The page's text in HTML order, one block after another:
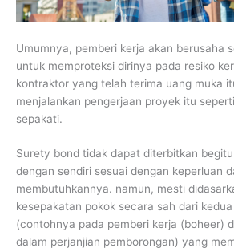
Umumnya, pemberi kerja akan berusaha
untuk memproteksi dirinya pada resiko
kontraktor yang telah terima uang muka
menjalankan pengerjaan proyek itu
sepakati.
Surety bond tidak dapat diterbitkan
dengan sendiri sesuai dengan keperluan
membutuhkannya. namun, mesti
kesepakatan pokok secara sah dari
(contohnya pada pemberi kerja (boheer)
dalam perjanjian pemborongan) yang